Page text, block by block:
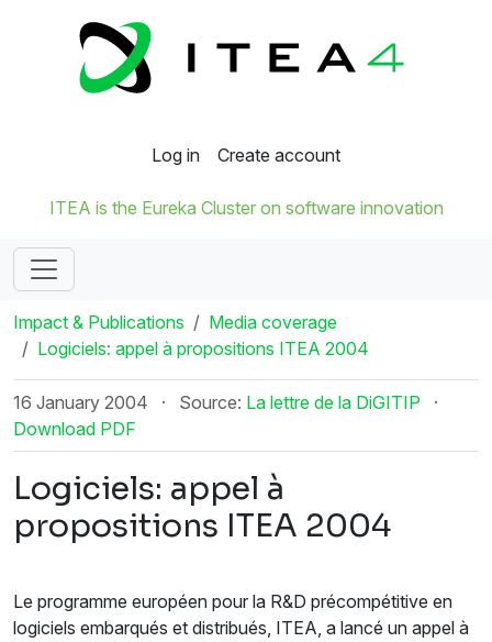
Log in Create account
ITEA is the Eureka Cluster on software innovation
Impact & Publications
Media coverage
Logiciels: appel à propositions ITEA 2004
16 January 2004 · Source: La lettre de la DiGITIP
·
Download PDF
Logiciels: appel à
propositions ITEA 2004
Le programme européen pour la R&D précompétitive en
logiciels embarqués et distribués, ITEA, a lancé un appel à